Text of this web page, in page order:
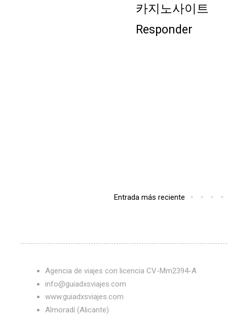
카지노사이트
Responder
Entrada más reciente
Agencia de viajes con licencia CV-Mm2394-A
info@guiadxsviajes.com
www.guiadxsviajes.com
Almoradí (Alicante)